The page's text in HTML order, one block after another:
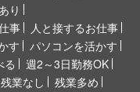
り
事
人と接するお仕事
す
パソコンを活かす
る
週2～3日勤務OK
残業なし
残業多め